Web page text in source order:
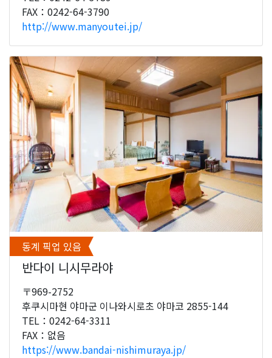
FAX：0242-64-3790
http://www.manyoutei.jp/
동계 픽업 있음
반다이 니시무라야
〒969-2752
후쿠시마현 야마군 이나와시로초 야마코 2855-144
TEL：0242-64-3311
FAX：없음
https://www.bandai-nishimuraya.jp/